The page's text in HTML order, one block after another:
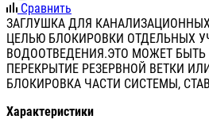
Сравнить
ЗАГЛУШКА ДЛЯ
ЦЕЛЬЮ БЛОКИРОВКИ ОТДЕЛЬНЫХ
ВОДООТВЕДЕНИЯ.ЭТО МОЖЕТ
ПЕРЕКРЫТИЕ РЕЗЕРВНОЙ ВЕТКИ
БЛОКИРОВКА ЧАСТИ СИСТЕМЫ,
Характеристики